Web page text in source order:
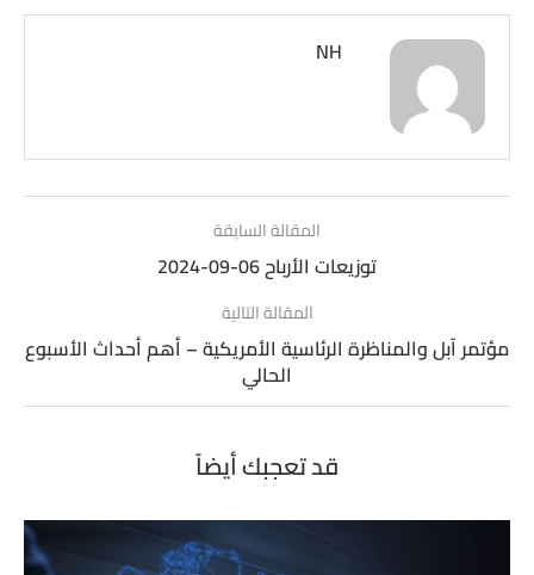
NH
المقالة السابقة
توزيعات الأرباح 06-09-2024
المقالة التالية
مؤتمر آبل والمناظرة الرئاسية الأمريكية – أهم أحداث الأسبوع
الحالي
قد تعجبك أيضاً